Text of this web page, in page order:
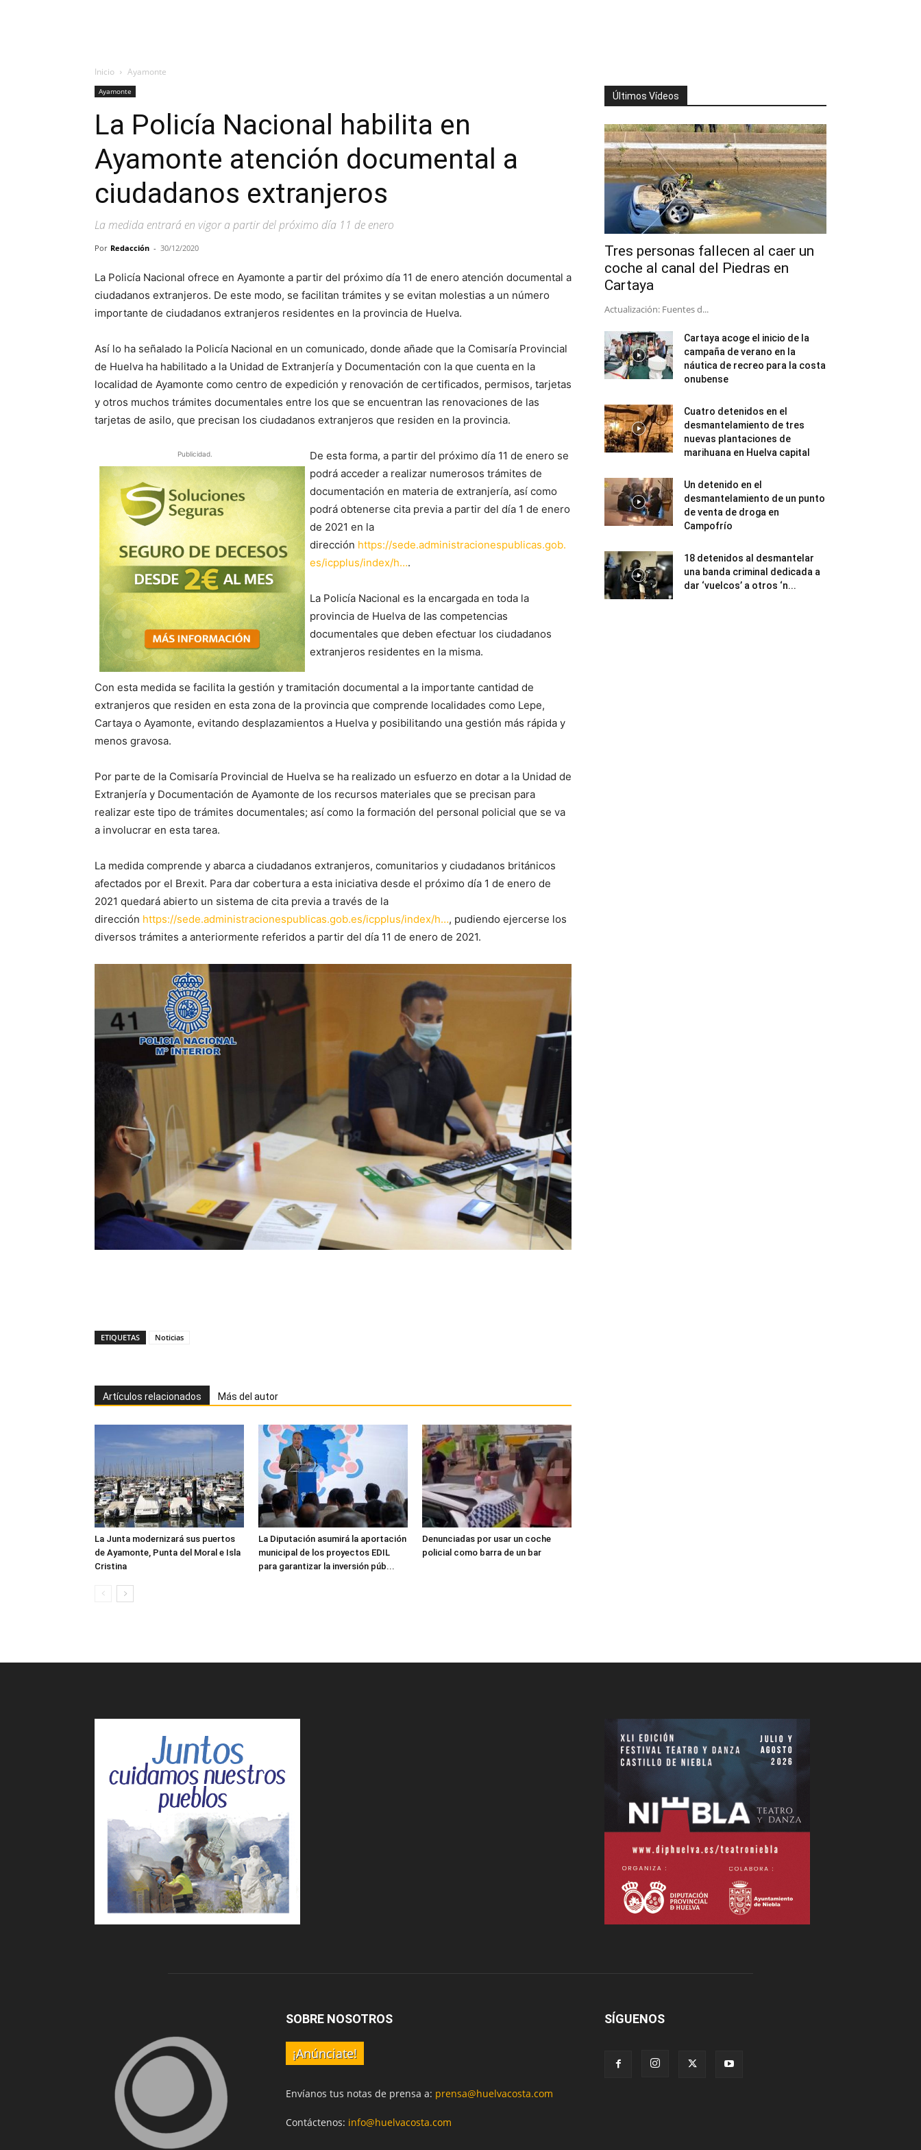
Inicio Ayamonte
Ayamonte
La Policía Nacional habilita en
Ayamonte atención documental a
ciudadanos extranjeros
La medida entrará en vigor a partir del próximo día 11 de enero
Por Redacción - 30/12/2020
La Policía Nacional ofrece en Ayamonte a partir del próximo día 11 de enero atención documental a
ciudadanos extranjeros. De este modo, se facilitan trámites y se evitan molestias a un número
importante de ciudadanos extranjeros residentes en la provincia de Huelva.
Así lo ha señalado la Policía Nacional en un comunicado, donde añade que la Comisaría Provincial
de Huelva ha habilitado a la Unidad de Extranjería y Documentación con la que cuenta en la
localidad de Ayamonte como centro de expedición y renovación de certificados, permisos, tarjetas
y otros muchos trámites documentales entre los que se encuentran las renovaciones de las
tarjetas de asilo, que precisan los ciudadanos extranjeros que residen en la provincia.
Publicidad.
De esta forma, a partir del próximo día 11 de enero se
podrá acceder a realizar numerosos trámites de
documentación en materia de extranjería, así como
podrá obtenerse cita previa a partir del día 1 de enero
de 2021 en la
dirección https://sede.administracionespublicas.gob.
es/icpplus/index/h….
La Policía Nacional es la encargada en toda la
provincia de Huelva de las competencias
documentales que deben efectuar los ciudadanos
extranjeros residentes en la misma.
Con esta medida se facilita la gestión y tramitación documental a la importante cantidad de
extranjeros que residen en esta zona de la provincia que comprende localidades como Lepe,
Cartaya o Ayamonte, evitando desplazamientos a Huelva y posibilitando una gestión más rápida y
menos gravosa.
Por parte de la Comisaría Provincial de Huelva se ha realizado un esfuerzo en dotar a la Unidad de
Extranjería y Documentación de Ayamonte de los recursos materiales que se precisan para
realizar este tipo de trámites documentales; así como la formación del personal policial que se va
a involucrar en esta tarea.
La medida comprende y abarca a ciudadanos extranjeros, comunitarios y ciudadanos británicos
afectados por el Brexit. Para dar cobertura a esta iniciativa desde el próximo día 1 de enero de
2021 quedará abierto un sistema de cita previa a través de la
dirección https://sede.administracionespublicas.gob.es/icpplus/index/h…, pudiendo ejercerse los
diversos trámites a anteriormente referidos a partir del día 11 de enero de 2021.
ETIQUETAS Noticias
Artículos relacionados Más del autor
La Junta modernizará sus puertos
de Ayamonte, Punta del Moral e Isla
Cristina
La Diputación asumirá la aportación
municipal de los proyectos EDIL
para garantizar la inversión púb...
Denunciadas por usar un coche
policial como barra de un bar
Últimos Vídeos
Tres personas fallecen al caer un
coche al canal del Piedras en
Cartaya
Actualización: Fuentes d...
Cartaya acoge el inicio de la
campaña de verano en la
náutica de recreo para la costa
onubense
Cuatro detenidos en el
desmantelamiento de tres
nuevas plantaciones de
marihuana en Huelva capital
Un detenido en el
desmantelamiento de un punto
de venta de droga en
Campofrío
18 detenidos al desmantelar
una banda criminal dedicada a
dar ‘vuelcos’ a otros ‘n...
SOBRE NOSOTROS
¡Anúnciate!
Envíanos tus notas de prensa a: prensa@huelvacosta.com
Contáctenos: info@huelvacosta.com
SÍGUENOS